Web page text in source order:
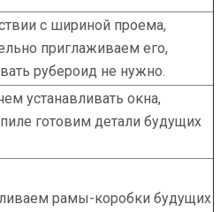
с шириной проема,
приглаживаем его,
рубероид не нужно.
устанавливать окна,
готовим детали будущих
рамы-коробки будущих